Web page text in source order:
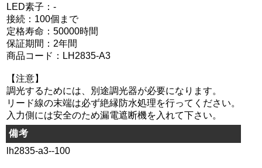
LED素子：-
接続：100個まで
定格寿命：50000時間
保証期間：2年間
商品コード：LH2835-A3
【注意】
調光するためには、別途調光器が必要になります。
リード線の末端は必ず絶縁防水処理を行ってください。
入力側には安全のため漏電遮断機を入れて下さい。
備考
lh2835-a3--100